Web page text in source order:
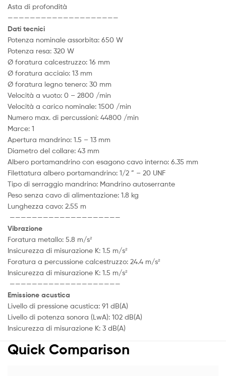
Asta di profondità
————————————————————
Dati tecnici
Potenza nominale assorbita: 650 W
Potenza resa: 320 W
Ø foratura calcestruzzo: 16 mm
Ø foratura acciaio: 13 mm
Ø foratura legno tenero: 30 mm
Velocità a vuoto: 0 – 2800 /min
Velocità a carico nominale: 1500 /min
Numero max. di percussioni: 44800 /min
Marce: 1
Apertura mandrino: 1.5 – 13 mm
Diametro del collare: 43 mm
Albero portamandrino con esagono cavo interno: 6.35 mm
Filettatura albero portamandrino: 1/2 ” – 20 UNF
Tipo di serraggio mandrino: Mandrino autoserrante
Peso senza cavo di alimentazione: 1.8 kg
Lunghezza cavo: 2.55 m
————————————————————
Vibrazione
Foratura metallo: 5.8 m/s²
Insicurezza di misurazione K: 1.5 m/s²
Foratura a percussione calcestruzzo: 24.4 m/s²
Insicurezza di misurazione K: 1.5 m/s²
————————————————————
Emissione acustica
Livello di pressione acustica: 91 dB(A)
Livello di potenza sonora (LwA): 102 dB(A)
Insicurezza di misurazione K: 3 dB(A)
Quick Comparison